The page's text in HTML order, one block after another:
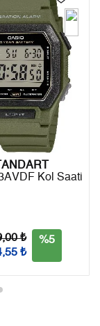
₺
₺
₺
₺
₺
gün içerisinde
Kol Saati
₺
₺
%5